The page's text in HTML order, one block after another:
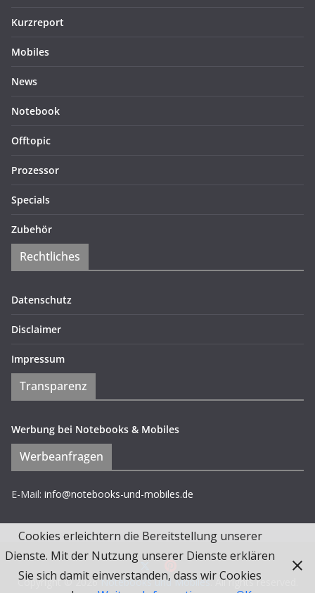
Kurzreport
Mobiles
News
Notebook
Offtopic
Prozessor
Specials
Zubehör
Rechtliches
Datenschutz
Disclaimer
Impressum
Transparenz
Werbung bei Notebooks & Mobiles
Werbeanfragen
E-Mail: info@notebooks-und-mobiles.de
Copyright © 2026Notebooks und Mobiles. All rights reserved.
Cookies erleichtern die Bereitstellung unserer
Dienste. Mit der Nutzung unserer Dienste erklären
Sie sich damit einverstanden, dass wir Cookies